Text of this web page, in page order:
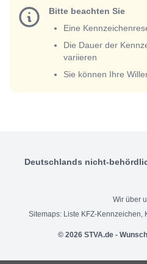
Bitte beachten Sie
Eine
Die Dauer der
variieren
Sie können Ihre
Deutschlands nicht-
Wir über
Sitemaps: Liste KFZ-Kennzeichen,
© 2026 STVA.de -